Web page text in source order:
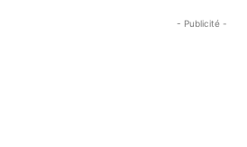
- Publicité -